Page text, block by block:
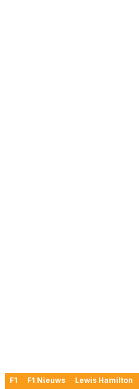
F1 F1 Nieuws Lewis Hamilton